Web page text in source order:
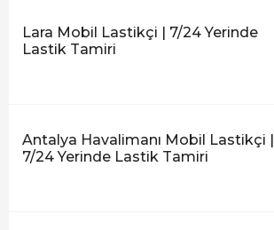
Lara Mobil Lastikçi | 7/24 Yerinde
Lastik Tamiri
Antalya Havalimanı Mobil Lastikçi |
7/24 Yerinde Lastik Tamiri